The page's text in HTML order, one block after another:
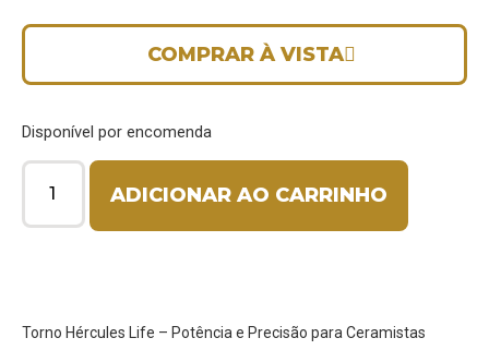
COMPRAR À VISTA
Disponível por encomenda
ADICIONAR AO CARRINHO
Torno Hércules Life – Potência e Precisão para Ceramistas